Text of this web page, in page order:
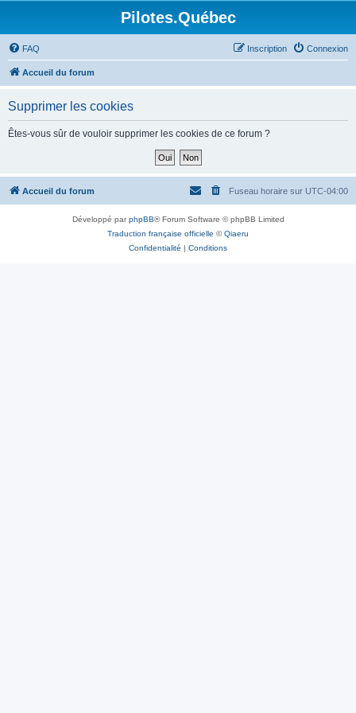
Pilotes.Québec
FAQ Connexion
Inscription
Accueil du forum
Supprimer les cookies
Êtes-vous sûr de vouloir supprimer les cookies de ce forum ?
Accueil du forum Fuseau horaire sur UTC-04:00
Développé parphpBB® Forum Software © phpBB Limited
Traduction française officielle ©Qiaeru
Confidentialité | Conditions